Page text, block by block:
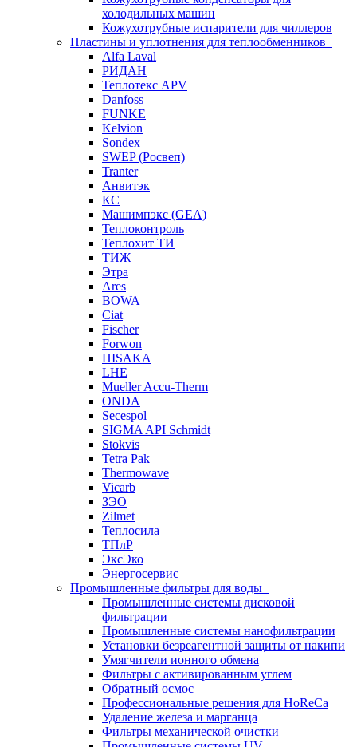
холодильных машин
Кожухотрубные испарители для чиллеров
Пластины и уплотнения для теплообменников
Alfa Laval
РИДАН
Теплотекс APV
Danfoss
FUNKE
Kelvion
Sondex
SWEP (Росвеп)
Tranter
Анвитэк
КС
Машимпэкс (GEA)
Теплоконтроль
Теплохит ТИ
ТИЖ
Этра
Ares
BOWA
Ciat
Fischer
Forwon
HISAKA
LHE
Mueller Accu-Therm
ONDA
Secespol
SIGMA API Schmidt
Stokvis
Tetra Pak
Thermowave
Vicarb
ЗЭО
Zilmet
Теплосила
ТПлР
ЭксЭко
Энергосервис
Промышленные фильтры для воды
Промышленные системы дисковой
фильтрации
Промышленные системы нанофильтрации
Установки безреагентной защиты от накипи
Умягчители ионного обмена
Фильтры с активированным углем
Обратный осмос
Профессиональные решения для HoReCa
Удаление железа и марганца
Фильтры механической очистки